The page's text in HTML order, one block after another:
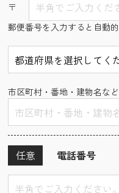
〒
郵便番号を入力すると自動
市区町村・番地・建物名など
電話番号
任意